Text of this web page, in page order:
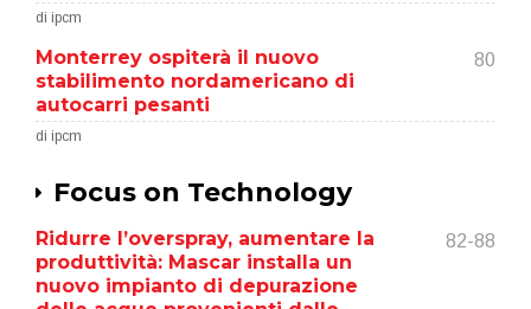
di ipcm
Monterrey ospiterà il nuovo
stabilimento nordamericano di
autocarri pesanti
80
di ipcm
Focus on Technology
Ridurre l’overspray, aumentare la
produttività: Mascar installa un
nuovo impianto di depurazione
82-88